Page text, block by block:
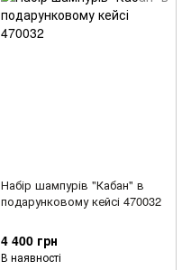
Набір шампурів "Кабан" в
подарунковому кейсі 470032
4 400 грн
В наявності